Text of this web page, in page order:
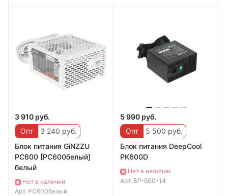
3 910 руб.
Опт
3 240 руб.
Блок питания GiNZZU
PC600 [PC600белый]
белый
Нет в наличии
Арт. PC600белый
5 990 руб.
Опт
5 500 руб.
Блок питания DeepCool
PK600D
Нет в наличии
Арт. BP-600-14